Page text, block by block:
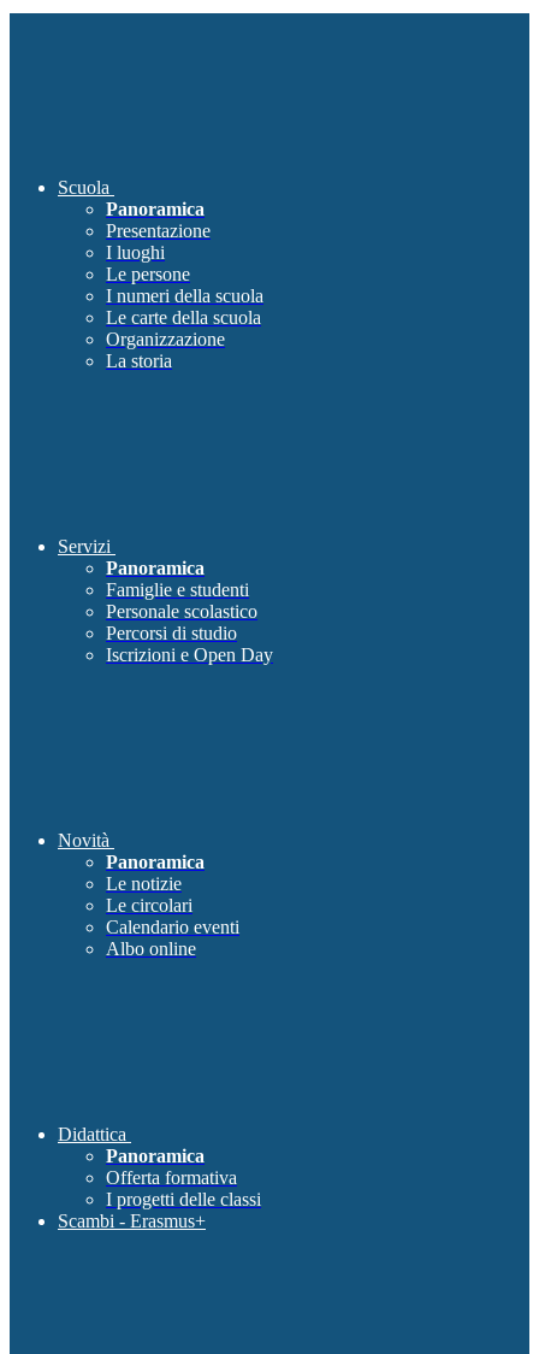
Scuola
Panoramica
Presentazione
I luoghi
Le persone
I numeri della scuola
Le carte della scuola
Organizzazione
La storia
Servizi
Panoramica
Famiglie e studenti
Personale scolastico
Percorsi di studio
Iscrizioni e Open Day
Novità
Panoramica
Le notizie
Le circolari
Calendario eventi
Albo online
Didattica
Panoramica
Offerta formativa
I progetti delle classi
Scambi - Erasmus+